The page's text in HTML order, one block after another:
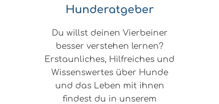
Hunderatgeber
Du willst deinen Vierbeiner
besser verstehen lernen?
Erstaunliches, Hilfreiches und
Wissenswertes über Hunde
und das Leben mit ihnen
findest du in unserem